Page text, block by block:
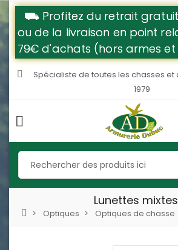
⛟ Profitez du retrait
ou de la livraison en point
79€ d'achats (hors armes
Spécialiste de toutes les chasses et
1979
Lunettes mixtes
Optiques Optiques de chasse